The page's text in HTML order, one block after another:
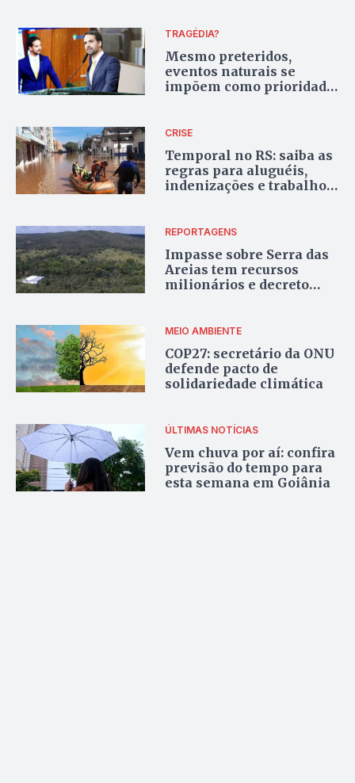
TRAGÉDIA?
Mesmo preteridos,
eventos naturais se
impõem como prioridade
CRISE
Temporal no RS: saiba as
regras para aluguéis,
indenizações e trabalho
REPORTAGENS
Impasse sobre Serra das
Areias tem recursos
milionários e decreto
MEIO AMBIENTE
COP27: secretário da ONU
defende pacto de
solidariedade climática
ÚLTIMAS NOTÍCIAS
Vem chuva por aí: confira
previsão do tempo para
esta semana em Goiânia